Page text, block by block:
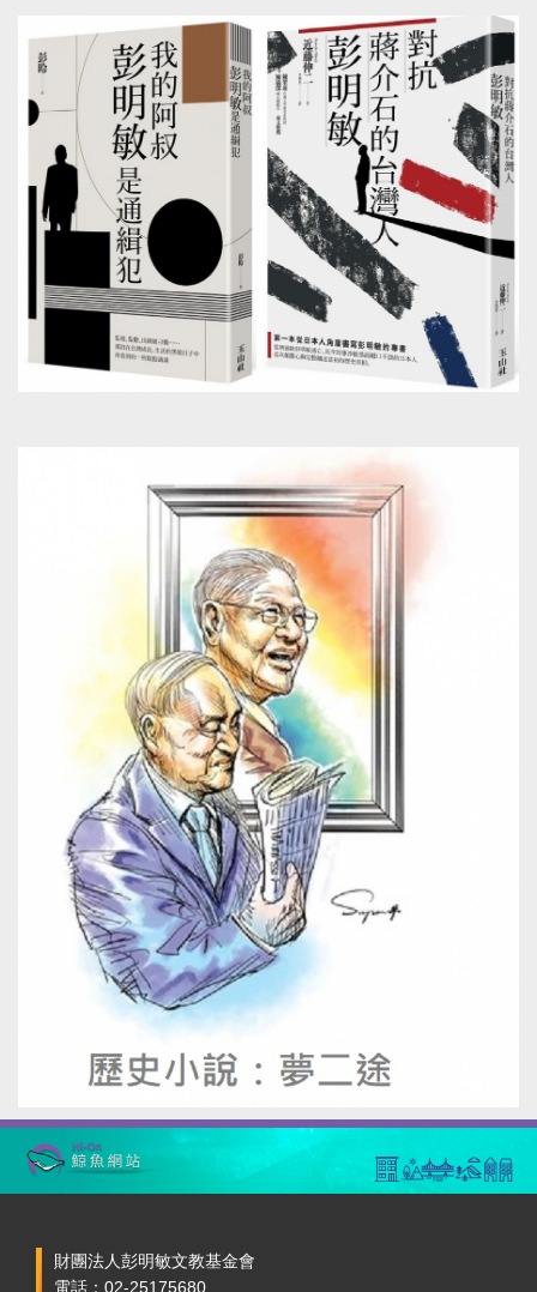
財團法人彭明敏文教基金會
電話：02-25175680